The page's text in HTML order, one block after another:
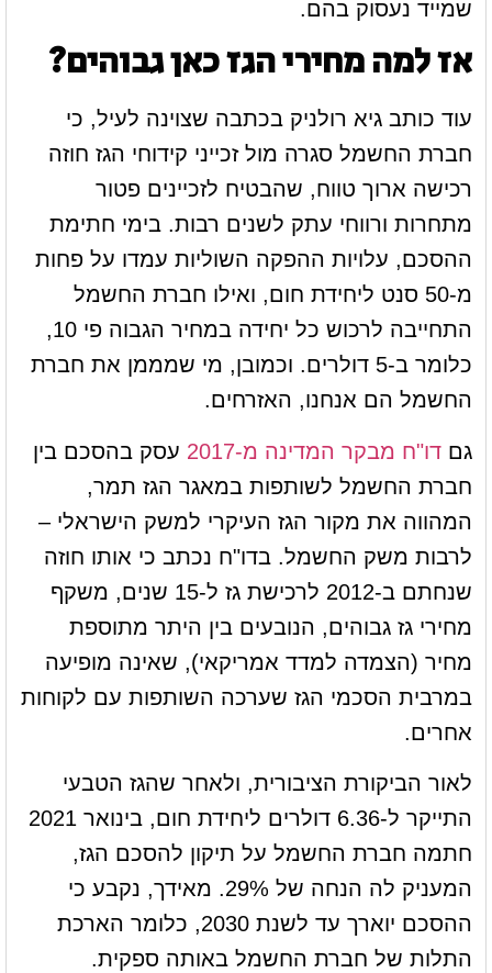
שמייד נעסוק בהם.
אז למה מחירי הגז כאן גבוהים?
עוד כותב גיא רולניק בכתבה שצוינה לעיל, כי
חברת החשמל סגרה מול זכייני קידוחי הגז חוזה
רכישה ארוך טווח, שהבטיח לזכיינים פטור
מתחרות ורווחי עתק לשנים רבות. בימי חתימת
ההסכם, עלויות ההפקה השוליות עמדו על פחות
מ-50 סנט ליחידת חום, ואילו חברת החשמל
התחייבה לרכוש כל יחידה במחיר הגבוה פי 10,
כלומר ב-5 דולרים. וכמובן, מי שמממן את חברת
החשמל הם אנחנו, האזרחים.
גם דו"ח מבקר המדינה מ-2017
עסק בהסכם בין
חברת החשמל לשותפות במאגר הגז תמר,
המהווה את מקור הגז העיקרי למשק הישראלי –
לרבות משק החשמל. בדו"ח נכתב כי אותו חוזה
שנחתם ב-2012 לרכישת גז ל-15 שנים, משקף
מחירי גז גבוהים, הנובעים בין היתר מתוספת
מחיר (הצמדה למדד אמריקאי), שאינה מופיעה
במרבית הסכמי הגז שערכה השותפות עם לקוחות
אחרים.
לאור הביקורת הציבורית, ולאחר שהגז הטבעי
התייקר ל-6.36 דולרים ליחידת חום, בינואר 2021
חתמה חברת החשמל על תיקון להסכם הגז,
המעניק לה הנחה של 29%. מאידך, נקבע כי
ההסכם יוארך עד לשנת 2030, כלומר הארכת
התלות של חברת החשמל באותה ספקית.